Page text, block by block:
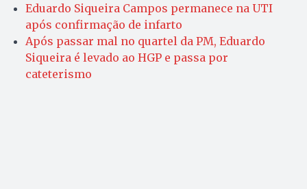
Eduardo Siqueira Campos permanece na UTI
após confirmação de infarto
Após passar mal no quartel da PM, Eduardo
Siqueira é levado ao HGP e passa por
cateterismo